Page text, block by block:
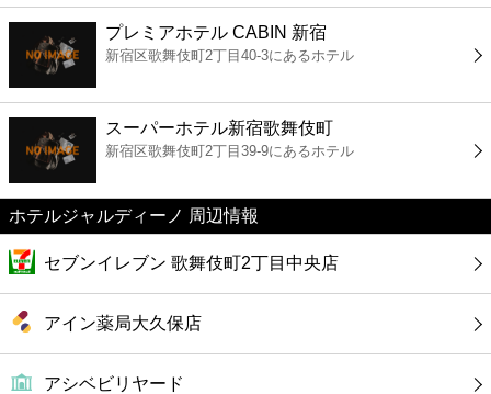
ファミレス
ファーストフード
カフェ
ショッピング
銀行
公共
プレミアホテル CABIN 新宿
新宿区歌舞伎町2丁目40-3にあるホテル
スーパーホテル新宿歌舞伎町
新宿区歌舞伎町2丁目39-9にあるホテル
ホテルジャルディーノ 周辺情報
セブンイレブン 歌舞伎町2丁目中央店
アイン薬局大久保店
アシベビリヤード